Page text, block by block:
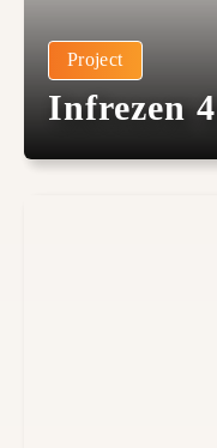
Project
Infrezen 4